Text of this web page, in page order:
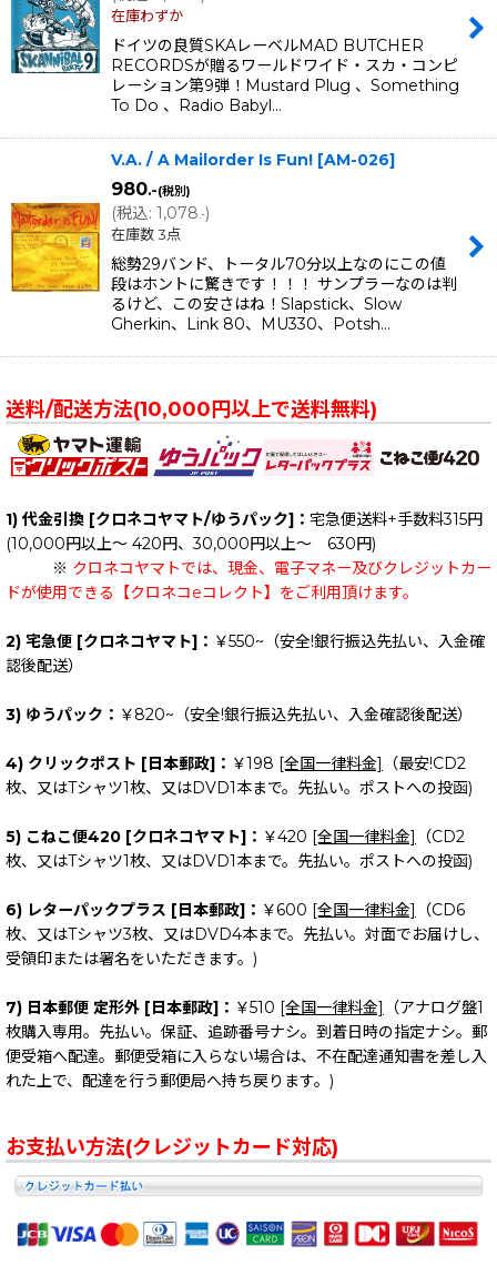
在庫わずか
ドイツの良質SKAレーベルMAD BUTCHER
RECORDSが贈るワールドワイド・スカ・コンピ
レーション第9弾！Mustard Plug 、Something
To Do 、Radio Babyl…
V.A. / A Mailorder Is Fun! [AM-026]
980.-(税別)
(税込: 1,078.-)
在庫数 3点
総勢29バンド、トータル70分以上なのにこの値
段はホントに驚きです！！！ サンプラーなのは判
るけど、この安さはね！Slapstick、Slow
Gherkin、Link 80、MU330、Potsh…
送料/配送方法(10,000円以上で送料無料)
1) 代金引換 [クロネコヤマト/ゆうパック]： 宅急便送料+手数料315円
(10,000円以上～ 420円、30,000円以上～ 630円)
※ クロネコヤマトでは、現金、電子マネー及びクレジットカー
ドが使用できる【クロネコeコレクト】をご利用頂けます。
2) 宅急便 [クロネコヤマト]： ￥550~（安全!銀行振込先払い、入金確
認後配送）
3) ゆうパック： ￥820~（安全!銀行振込先払い、入金確認後配送）
4) クリックポスト [日本郵政]： ￥198 [全国一律料金]
（最安!CD2
枚、又はTシャツ1枚、又はDVD1本まで。先払い。ポストへの投函)
5) こねこ便420 [クロネコヤマト]： ￥420 [全国一律料金]
（CD2
枚、又はTシャツ1枚、又はDVD1本まで。先払い。ポストへの投函)
6) レターパックプラス [日本郵政]： ￥600 [全国一律料金]
（CD6
枚、又はTシャツ3枚、又はDVD4本まで。先払い。対面でお届けし、
受領印または署名をいただきます。)
7) 日本郵便 定形外 [日本郵政]： ￥510 [全国一律料金]
（アナログ盤1
枚購入専用。先払い。保証、追跡番号ナシ。到着日時の指定ナシ。郵
便受箱へ配達。郵便受箱に入らない場合は、不在配達通知書を差し入
れた上で、配達を行う郵便局へ持ち戻ります。)
お支払い方法(クレジットカード対応)